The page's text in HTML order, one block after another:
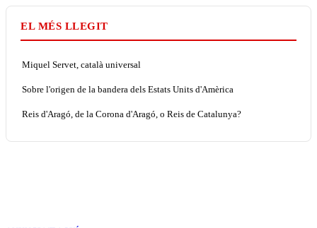
EL MÉS LLEGIT
Miquel Servet, català universal
Sobre l'origen de la bandera dels Estats Units d'Amèrica
Reis d'Aragó, de la Corona d'Aragó, o Reis de Catalunya?